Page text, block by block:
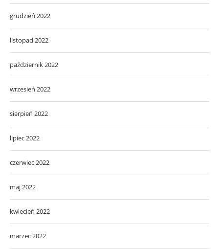
grudzień 2022
listopad 2022
październik 2022
wrzesień 2022
sierpień 2022
lipiec 2022
czerwiec 2022
maj 2022
kwiecień 2022
marzec 2022